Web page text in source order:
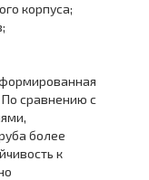
корпуса;
По сравнению с
более
к